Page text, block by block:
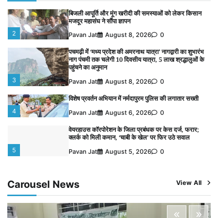
2
बिजली आपूर्ति और मूंग खरीदी की समस्याओं को लेकर किसान
मजदूर महासंघ ने सौंपा ज्ञापन
Pavan Jat August 8, 2026 0
3
पचमढ़ी में ‘मध्य प्रदेश की अमरनाथ यात्रा’ नागद्वारी का शुभारंभ
नाग पंचमी तक चलेगी 10 दिवसीय यात्रा, 5 लाख श्रद्धालुओं के
पहुंचने का अनुमान
Pavan Jat August 8, 2026 0
4
विशेष प्रवर्तन अभियान में नर्मदापुरम पुलिस की लगातार सख्ती
Pavan Jat August 6, 2026 0
5
वेयरहाउस कॉरपोरेशन के जिला प्रबंधक पर केस दर्ज, फरार;
क्लर्क को मिली कमान, ‘चाबी के खेल’ पर फिर उठे सवाल
Pavan Jat August 5, 2026 0
1 Pavan Jat
बिजली आपूर्ति और मूंग खरीदी की समस्याओं को लेकर किसान
मजदूर महासंघ ने सौंपा ज्ञापन
Carousel News View All